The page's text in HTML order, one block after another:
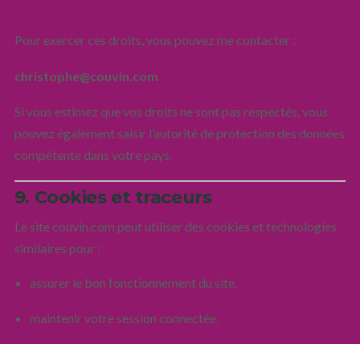
Pour exercer ces droits, vous pouvez me contacter :
christophe@couvin.com
Si vous estimez que vos droits ne sont pas respectés, vous
pouvez également saisir l’autorité de protection des données
compétente dans votre pays.
9. Cookies et traceurs
Le site couvin.com peut utiliser des cookies et technologies
similaires pour :
assurer le bon fonctionnement du site,
maintenir votre session connectée,